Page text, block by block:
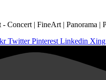
| FineArt | Panorama |
Twitter Pinterest Linkedin Xing